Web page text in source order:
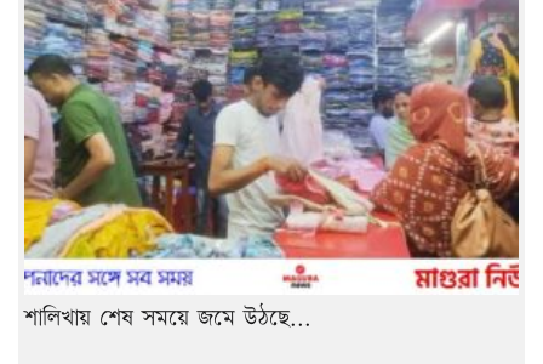
শালিখায় শেষ সময়ে জমে উঠছে...